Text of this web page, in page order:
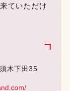
ていただけ
木下田35